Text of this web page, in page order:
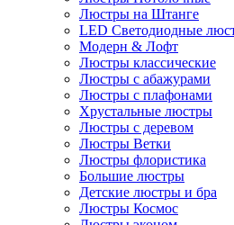
Люстры на Штанге
LED Светодиодные
Модерн & Лофт
Люстры классические
Люстры с абажурами
Люстры с плафонами
Хрустальные люстры
Люстры с деревом
Люстры Ветки
Люстры флористика
Большие люстры
Детские люстры и бра
Люстры Космос